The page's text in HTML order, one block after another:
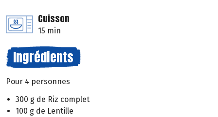
Cuisson
15 min
Ingrédients
Pour 4 personnes
300 g de Riz complet
100 g de Lentille